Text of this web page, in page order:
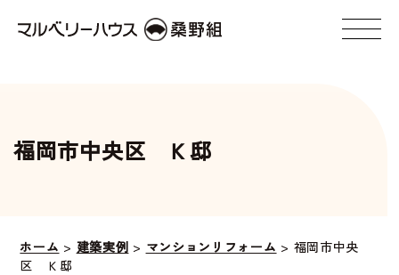
福岡市中央区 Ｋ邸
ホーム > 建築実例 > マンションリフォーム > 福岡市中央
区 Ｋ邸